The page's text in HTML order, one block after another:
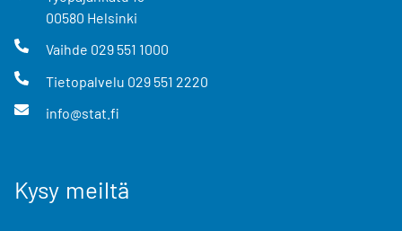
00580 Helsinki
Vaihde 029 551 1000
Tietopalvelu 029 551 2220
info@stat.fi
Kysy meiltä